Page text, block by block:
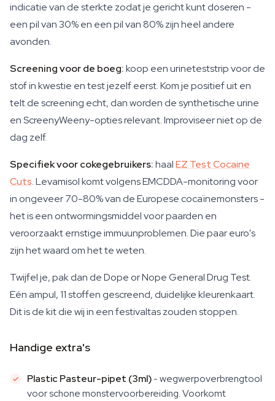
indicatie van de sterkte zodat je gericht kunt doseren -
een pil van 30% en een pil van 80% zijn heel andere
avonden.
Screening voor de boeg:koop een urineteststrip voor de
stof in kwestie en test jezelf eerst. Kom je positief uit en
telt de screening echt, dan worden de synthetische urine
en ScreenyWeeny-opties relevant. Improviseer niet op de
dag zelf.
Specifiek voor cokegebruikers:haalEZ Test Cocaine
Cuts. Levamisol komt volgens EMCDDA-monitoring voor
in ongeveer 70-80% van de Europese cocaïnemonsters -
het is een ontwormingsmiddel voor paarden en
veroorzaakt ernstige immuunproblemen. Die paar euro's
zijn het waard om het te weten.
Twijfel je, pak dan de Dope or Nope General Drug Test.
Eén ampul, 11 stoffen gescreend, duidelijke kleurenkaart.
Dit is de kit die wij in een festivaltas zouden stoppen.
Handige extra's
Plastic Pasteur-pipet (3ml)- wegwerpoverbrengtool
voor schone monstervoorbereiding. Voorkomt